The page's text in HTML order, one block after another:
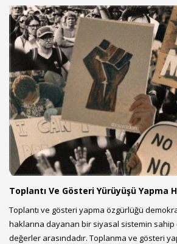
Toplantı Ve Gösteri Yürüyüşü Yapma
Toplantı ve gösteri yapma özgürlüğü
haklarına dayanan bir siyasal sistemin sahip
değerler arasındadır. Toplanma ve gösteri